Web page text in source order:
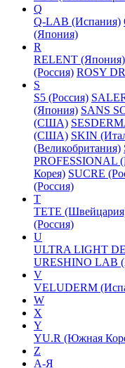
Q
Q-LAB (Испания)
(Япония)
R
RELENT (Япония)
(Россия) ROSY
S
S5 (Россия)
(Япония) SANS
(США)
(США) SKIN
(Великобритания)
PROFESSIONAL
Корея) SUCRE
(Россия)
T
TETE
(Россия)
U
ULTRA LIGHT
URESHINO LAB
V
VELUDERM
W
X
Y
YU.R (Южная
Z
А-Я